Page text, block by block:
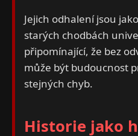
Jejich odhalení jsou
starých chodbách
připomínající, že bez
může být budoucnost
stejných chyb.
Historie jako